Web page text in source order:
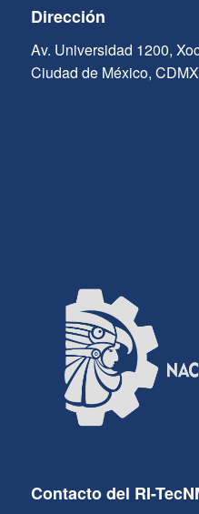
Dirección
Av. Universidad 1200,
Ciudad de México,
Contacto del RI-